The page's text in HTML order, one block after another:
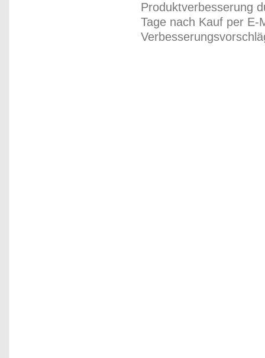
Produktverbesserung
Tage nach Kauf per E-